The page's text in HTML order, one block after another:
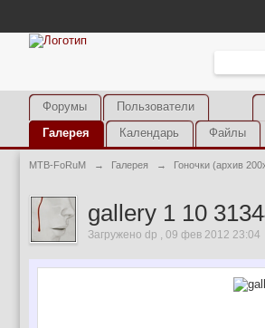
Форумы
Пользователи
Галерея
Календарь Файлы
MTB-FoRuM → Галерея → Гоночки (архив
gallery 1 10
Загружено dp , 09 фев 2012 23:04